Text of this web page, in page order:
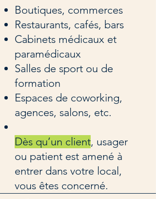
Boutiques, commerces
Restaurants, cafés, bars
Cabinets médicaux et
paramédicaux
Salles de sport ou de
formation
Espaces de coworking,
agences, salons, etc.
Dès qu’un client, usager
ou patient est amené à
entrer dans votre local,
vous êtes concerné.